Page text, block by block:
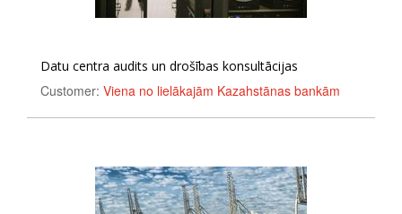
Datu centra audits un drošības konsultācijas
Customer: Viena no lielākajām Kazahstānas bankām